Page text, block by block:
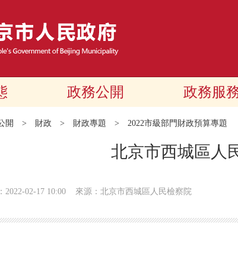
政務公開 政務服
開 > 財政 > 財政專題 > 2022市級部門財政預算專題
北京市西城區人
2022-02-17 10:00 來源：北京市西城區人民檢察院